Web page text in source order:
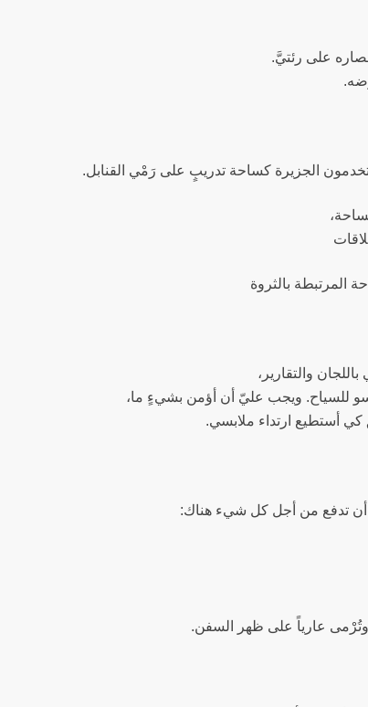
على رئتيَّ.
الجزيرة كساحة تدريبٍ على رَمْي القنابل.
المرتبطة بالثروة
والتقارير،
للسياح. ويجب عليّ أن أؤمن بشيءٍ ما،
كي أستطيع ارتداء ملابسي.
تدفع من أجل كل شيء هناك:
عارياً على ظهر السفن.